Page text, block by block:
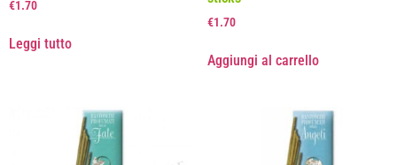
€1.70
Leggi tutto
€1.70
Aggiungi al carrello